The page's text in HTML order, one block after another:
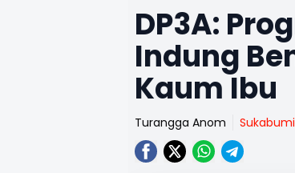
DP3A:
Indung
Kaum Ibu
Turangga Anom